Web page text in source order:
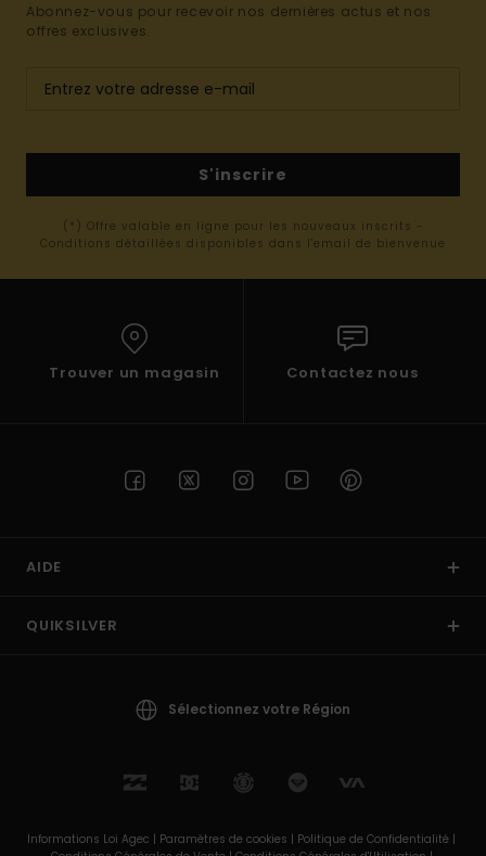
Abonnez-vous pour recevoir nos dernières actus et nos
offres exclusives.
S'inscrire
(*) Offre valable en ligne pour les nouveaux inscrits -
Conditions détaillées disponibles dans l'email de bienvenue
Trouver un magasin Contactez nous
AIDE
QUIKSILVER
Sélectionnez votre Région
Informations Loi Agec | Paramètres de cookies | Politique de Confidentialité |